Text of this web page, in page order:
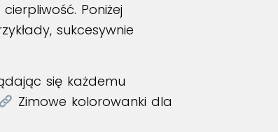
Poniżej
sukcesywnie
się każdemu
Zimowe kolorowanki dla